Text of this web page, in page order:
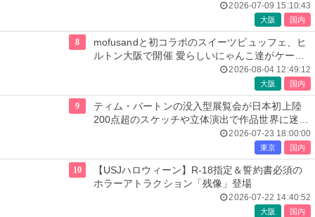
2026-07-09 15:10:43
大阪 国内
8
mofusandと初コラボのスイーツビュッフェ、ヒ
ルトン大阪で開催 愛らしいにゃんこ達がケーキ
2026-08-04 12:49:12
大阪 国内
9
ティム・バートンの没入型展覧会が日本初上陸
200点超のスケッチや立体演出で作品世界に迷い
2026-07-23 18:00:00
東京 国内
10
【USJハロウィーン】R-18指定＆誓約書必須の
ホラーアトラクション「残像」登場
2026-07-22 14:40:52
大阪 国内